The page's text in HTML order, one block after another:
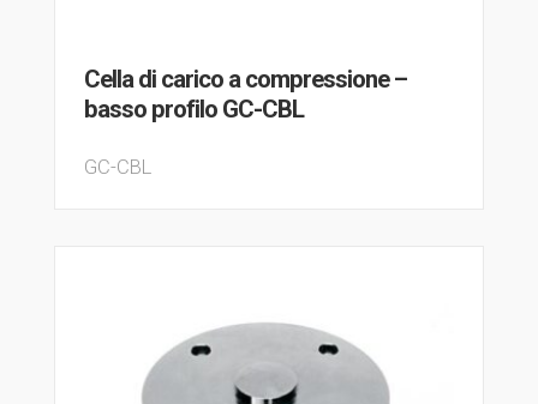
Cella di carico a compressione –
basso profilo GC-CBL
GC-CBL